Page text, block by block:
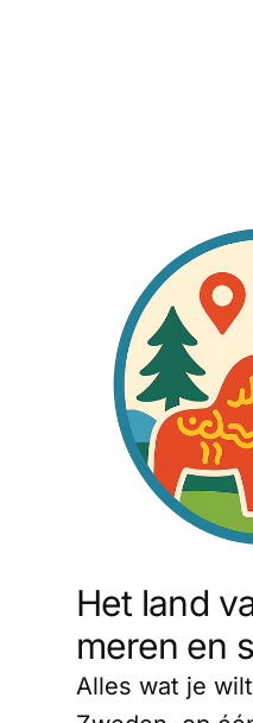
Het land
meren en
Alles wat je